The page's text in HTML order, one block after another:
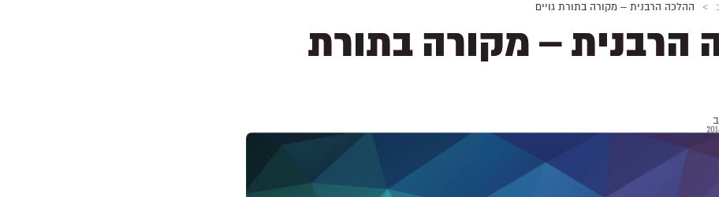
> ההלכה הרבנית – מקורה בתורת גויים
הרבנית – מקורה בתורת